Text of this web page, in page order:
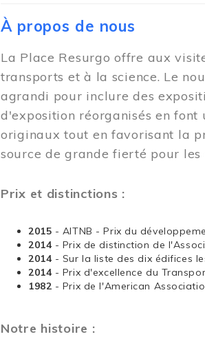
À propos de nous
La Place Resurgo offre aux
transports et à la science. Le
agrandi pour inclure des
d'exposition réorganisés en
originaux tout en favorisant la
source de grande fierté pour les
Prix et distinctions :
2015 - AITNB - Prix du
2014 - Prix de distinction de
2014 - Sur la liste des dix édifices
2014 - Prix d'excellence du
1982 - Prix de l'American
Notre histoire :